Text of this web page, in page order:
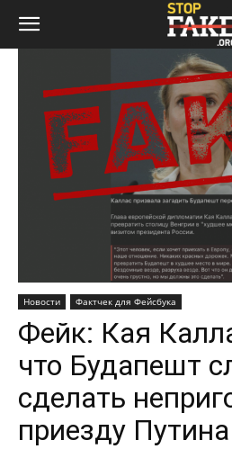
Новости Фактчек для Фейсбука
Фейк: Кая
что Будапешт
сделать
приезду Путина